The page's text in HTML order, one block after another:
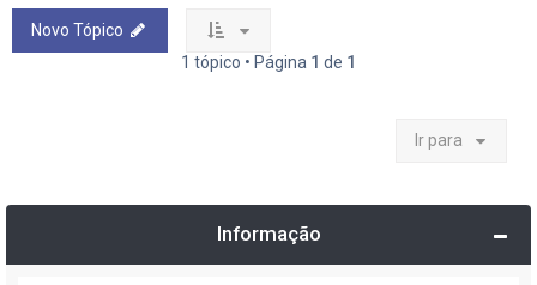
Novo Tópico
1 tópico • Página 1 de 1
Ir para
Informação